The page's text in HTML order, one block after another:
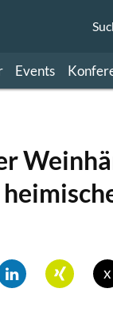
Events
x